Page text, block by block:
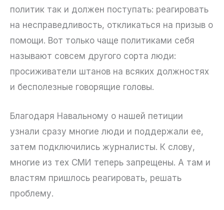
политик так и должен поступать: реагировать
на несправедливость, откликаться на призыв о
помощи. Вот только чаще политиками себя
называют совсем другого сорта люди:
просиживатели штанов на всяких должностях
и бесполезные говорящие головы.
Благодаря Навальному о нашей петиции
узнали сразу многие люди и поддержали ее,
затем подключились журналисты. К слову,
многие из тех СМИ теперь запрещены. А там и
властям пришлось реагировать, решать
проблему.